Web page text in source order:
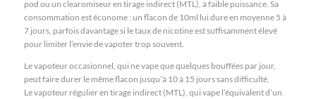
pod ou un clearomiseur en tirage indirect (MTL), à faible puissance. Sa
consommation est économe : un flacon de 10ml lui dure en moyenne 5 à
7 jours, parfois davantage si le taux de nicotine est suffisamment élevé
pour limiter l’envie de vapoter trop souvent.
Le vapoteur occasionnel, qui ne vape que quelques bouffées par jour,
peut faire durer le même flacon jusqu’à 10 à 15 jours sans difficulté.
Le vapoteur régulier en tirage indirect (MTL), qui vape l’équivalent d’un